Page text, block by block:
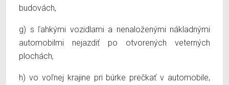
budovách,
g) s ľahkými vozidlami a nenaloženými nákladnými
automobilmi nejazdiť po otvorených veterných
plochách,
h) vo voľnej krajine pri búrke prečkať v automobile,